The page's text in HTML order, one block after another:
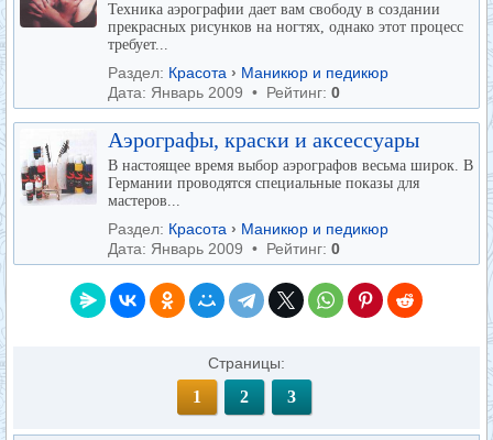
Техника аэрографии дает вам свободу в создании
прекрасных рисунков на ногтях, однако этот процесс
требует...
Раздел: Красота › Маникюр и педикюр
Дата: Январь 2009 • Рейтинг: 0
Аэрографы, краски и аксессуары
В настоящее время выбор аэрографов весьма широк. В
Германии проводятся специальные показы для
мастеров...
Раздел: Красота › Маникюр и педикюр
Дата: Январь 2009 • Рейтинг: 0
Страницы:
1 2 3